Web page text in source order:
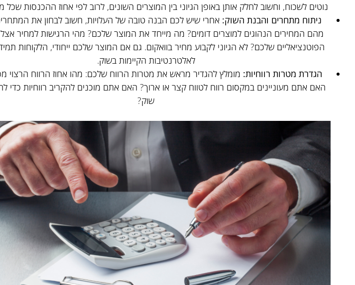
נוטים לשכוח, וחשוב לחלק אותן באופן הגיוני בין המוצרים השונים, לרוב לפי אחוז ההכנסות שכל
ניתוח מתחרים והבנת השוק: אחרי שיש לכם הבנה טובה של העלויות, חשוב לבחון את
מהם המחירים הנהוגים למוצרים דומים? מה מייחד את המוצר שלכם? מהי הרגישות למחיר
הפוטנציאליים שלכם? לא הגיוני לקבוע מחיר בוואקום. גם אם המוצר שלכם ייחודי, הלקוחות תמיד
לאלטרנטיבות הקיימות בשוק.
הגדרת מטרות רווחיות: מומלץ להגדיר מראש את מטרות הרווח שלכם: מהו אחוז הרווח הרצוי
האם אתם מעוניינים במקסום רווח לטווח קצר או ארוך? האם אתם מוכנים להקריב רווחיות כדי
שוק?